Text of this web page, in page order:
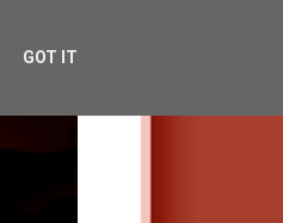
GOT IT